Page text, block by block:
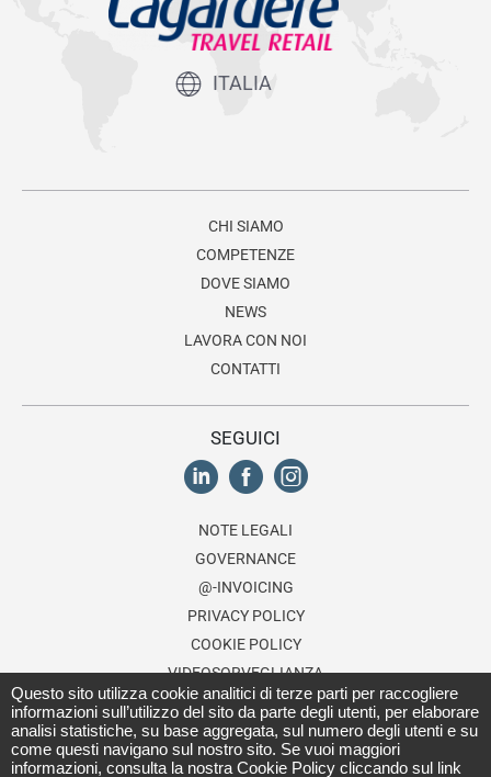
ITALIA
CHI SIAMO
COMPETENZE
DOVE SIAMO
NEWS
LAVORA CON NOI
CONTATTI
SEGUICI
NOTE LEGALI
GOVERNANCE
@-INVOICING
PRIVACY POLICY
COOKIE POLICY
VIDEOSORVEGLIANZA
ETHICS LINE
SHOP&FLY
Questo sito utilizza cookie analitici di terze parti per raccogliere
informazioni sull’utilizzo del sito da parte degli utenti, per elaborare
analisi statistiche, su base aggregata, sul numero degli utenti e su
come questi navigano sul nostro sito. Se vuoi maggiori
informazioni, consulta la nostra Cookie Policy cliccando sul link